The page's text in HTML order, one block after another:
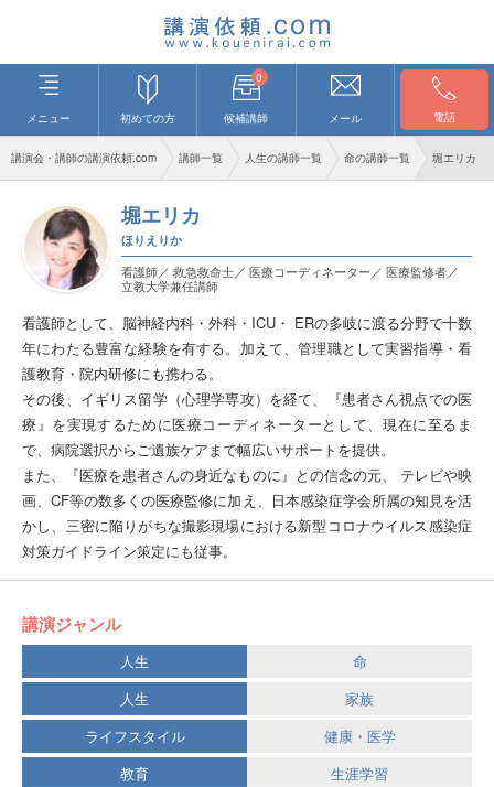
メニュー 初めての方
0
候補講師 メール 電話
講演会・講師の講演依頼.com 講師一覧 人生の講師一覧 命の講師一覧 堀エリカ
堀エリカ
ほりえりか
看護師／ 救急救命士／ 医療コーディネーター／ 医療監修者／
立教大学兼任講師
看護師として、脳神経内科・外科・ICU・ ERの多岐に渡る分野で十数
年にわたる豊富な経験を有する。加えて、管理職として実習指導・看
護教育・院内研修にも携わる。
その後、イギリス留学（心理学専攻）を経て、『患者さん視点での医
療』を実現するために医療コーディネーターとして、現在に至るま
で、病院選択からご遺族ケアまで幅広いサポートを提供。
また、『医療を患者さんの身近なものに』との信念の元、 テレビや映
画、CF等の数多くの医療監修に加え、日本感染症学会所属の知見を活
かし、三密に陥りがちな撮影現場における新型コロナウイルス感染症
対策ガイドライン策定にも従事。
講演ジャンル
人生
命
人生
家族
ライフスタイル
健康・医学
教育
生涯学習